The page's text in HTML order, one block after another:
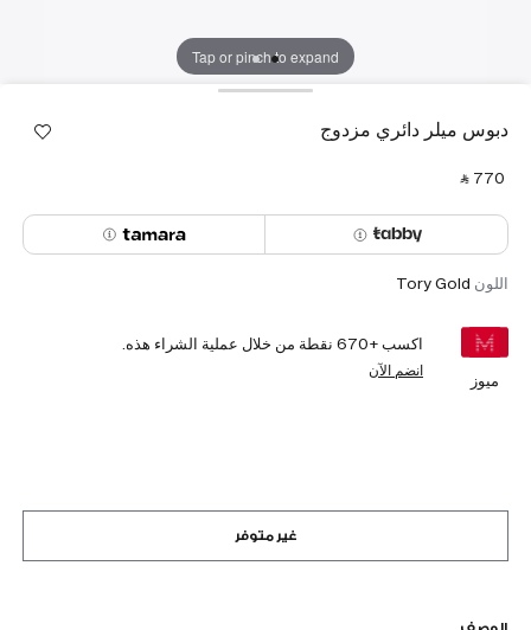
Tap or pinch to expand
دبوس ميلر دائري مزدوج
‎ ⃁ ⁦770⁩ ‎
اللون Tory Gold
ميوز
اكسب +670 نقطة من خلال عملية الشراء هذه.
انضم الآن
غير متوفر